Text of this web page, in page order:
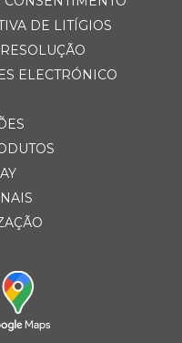
DE LITÍGIOS
ELECTRÓNICO